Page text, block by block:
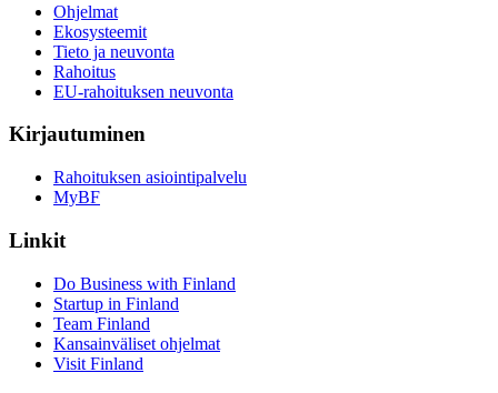
Ohjelmat
Ekosysteemit
Tieto ja neuvonta
Rahoitus
EU-rahoituksen neuvonta
Kirjautuminen
Rahoituksen asiointipalvelu
MyBF
Linkit
Do Business with Finland
Startup in Finland
Team Finland
Kansainväliset ohjelmat
Visit Finland